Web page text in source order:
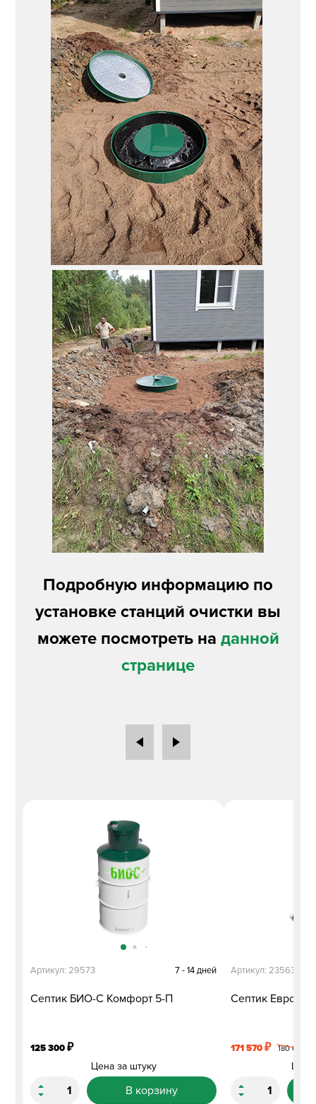
Подробную информацию по
установке станций очистки вы
можете посмотреть на данной
странице
Септик БИО-С Комфорт 5-П
Артикул: 29573 7 - 14 дней
125 300₽
Цена за штуку
В корзину
Септик
Артикул: 23563
171 570₽ 180 600
Цена